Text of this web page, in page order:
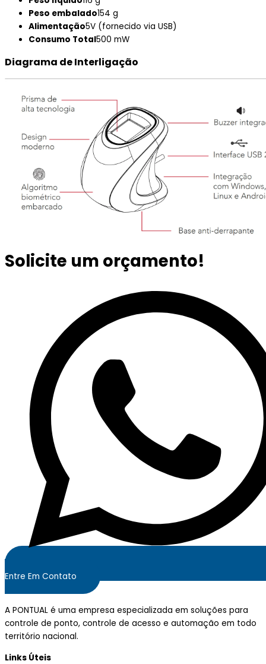
Peso embalado154 g
Alimentação5V (fornecido via USB)
Consumo Total500 mW
Diagrama de Interligação
Solicite um orçamento!
Entre Em Contato
A PONTUAL é uma empresa especializada em soluções para
controle de ponto, controle de acesso e automação em todo
território nacional.
Links Úteis